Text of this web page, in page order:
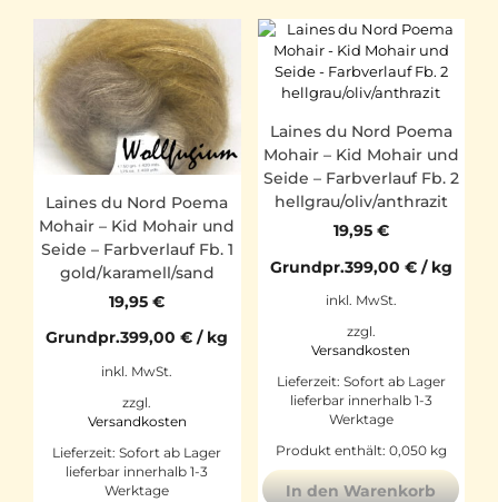
Laines du Nord Poema
Mohair – Kid Mohair und
Seide – Farbverlauf Fb. 1
gold/karamell/sand
19,95€
Grundpr.399,00€ / kg
inkl. MwSt.
zzgl.
Versandkosten
Lieferzeit:Sofort ab Lager
lieferbar innerhalb 1-3
Werktage
Laines du Nord Poema
Mohair – Kid Mohair und
Seide – Farbverlauf Fb. 2
hellgrau/oliv/anthrazit
19,95 €
Grundpr.399,00 €/ kg
inkl. MwSt.
zzgl.
Versandkosten
Lieferzeit: Sofort ab Lager
lieferbar innerhalb 1-3
Werktage
Produkt enthält: 0,050 kg
In den Warenkorb